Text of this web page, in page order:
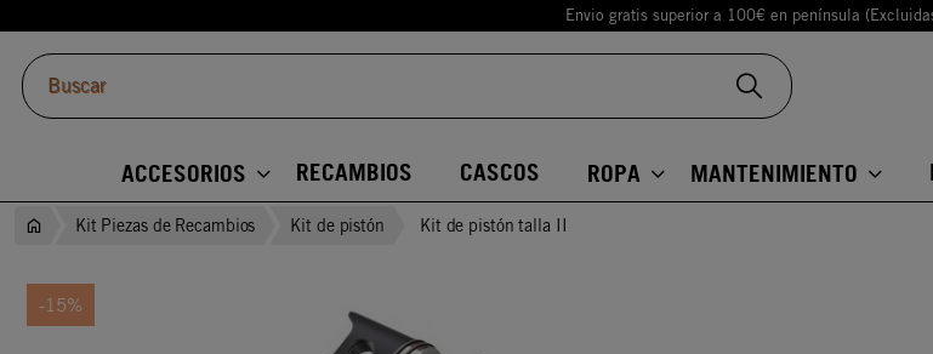
Envio gratis superior a 100€ en península
ACCESORIOS RECAMBIOS CASCOS ROPA MANTENIMIENTO
Kit Piezas de Recambios Kit de pistón Kit de pistón talla II
-15%